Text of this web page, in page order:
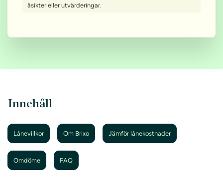
åsikter eller utvärderingar.
Innehåll
Lånevillkor Om Brixo Jämför lånekostnader
Omdöme FAQ